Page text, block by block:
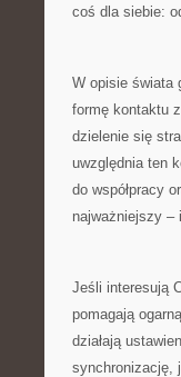
coś dla siebie:
W opisie świata
formę kontaktu
dzielenie się
uwzględnia ten
do współpracy
najważniejszy –
Jeśli interesują
pomagają
działają
synchronizację,